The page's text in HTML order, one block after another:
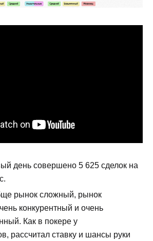
день совершено 5 625 сделок на
рынок сложный, рынок
конкурентный и очень
Как в покере у
рассчитал ставку и шансы руки